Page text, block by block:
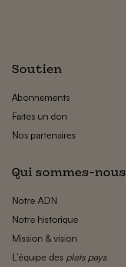
Soutien
Abonnements
Faites un don
Nos partenaires
Qui sommes-nous
Notre ADN
Notre historique
Mission & vision
L’équipe des plats pays